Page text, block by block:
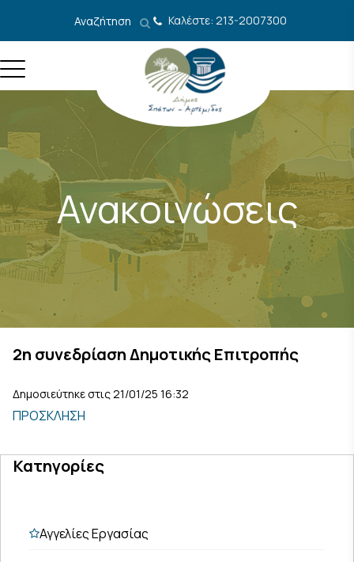
Αναζήτηση Καλέστε: 213-2007300
Ανακοινώσεις
2η συνεδρίαση Δημοτικής Επιτροπής
Δημοσιεύτηκε στις 21/01/25 16:32
ΠΡΟΣΚΛΗΣΗ
Κατηγορίες
Αγγελίες Εργασίας